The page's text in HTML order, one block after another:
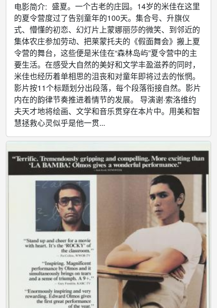
电影简介: 盛夏。一个古老的庄园。14岁的米佳在这里
的夏令营度过了告别童年的100天。集合号、升旗仪
式、懵懂的初恋、幻灯片上蒙娜丽莎的微笑、到邻近的
集体农庄参加劳动、把莱蒙托夫的《假面舞会》搬上夏
令营的舞台，这些便是米佳在“森林岛屿”夏令营中的主
要生活。在感受大自然的美好和文学丰盈滋养的同时，
米佳也经历着单相思的沮丧和对童年即将过去的怅惘。
影片按11个标题划分出段落，每个段落衔接自然。影片
内在的韵律节奏推进着情节的发展。 导演谢·索洛维约
夫天才地将绘画、文学和音乐贯穿在本片中。用美和智
慧拯救心灵似乎是他一贯...